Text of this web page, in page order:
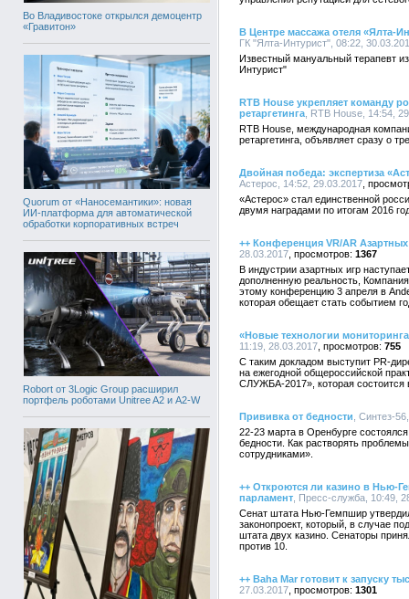
Во Владивостоке открылся демоцентр
«Гравитон»
Quorum от «Наносемантики»: новая
ИИ-платформа для автоматической
обработки корпоративных встреч
Robort от 3Logic Group расширил
портфель роботами Unitree A2 и A2-W
В Центре массажа отеля «Ялта-
ГК "Ялта-Интурист", 08:22,
Известный мануальный терапевт
Интурист"
RTB House укрепляет команду
ретаргетинга , RTB House, 14:54,
RTB House, международная
ретаргетинга, объявляет сразу о
Двойная победа: экспертиза
Астерос, 14:52, 29.03.2017
«Астерос» стал единственной
двумя наградами по итогам 2016
++ Конференция VR/AR
28.03.2017
1367
В индустрии азартных игр
дополненную реальность,
этому конференцию 3 апреля в
которая обещает стать событием
«Новые технологии
11:19, 28.03.2017
755
С таким докладом выступит PR-
на ежегодной общероссийской
СЛУЖБА-2017», которая состоится
Прививка от бедности , Синтез-
22-23 марта в Оренбурге
бедности. Как растворять
сотрудниками».
++ Откроются ли казино в Нью-
парламент , Пресс-служба, 10:49,
Сенат штата Нью-Гемпшир
законопроект, который, в случае
штата двух казино. Сенаторы
против 10.
++ Baha Mar готовит к запуску
27.03.2017
1301